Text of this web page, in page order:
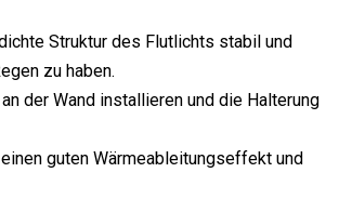
Struktur des Flutlichts stabil und
zu haben.
der Wand installieren und die Halterung
guten Wärmeableitungseffekt und